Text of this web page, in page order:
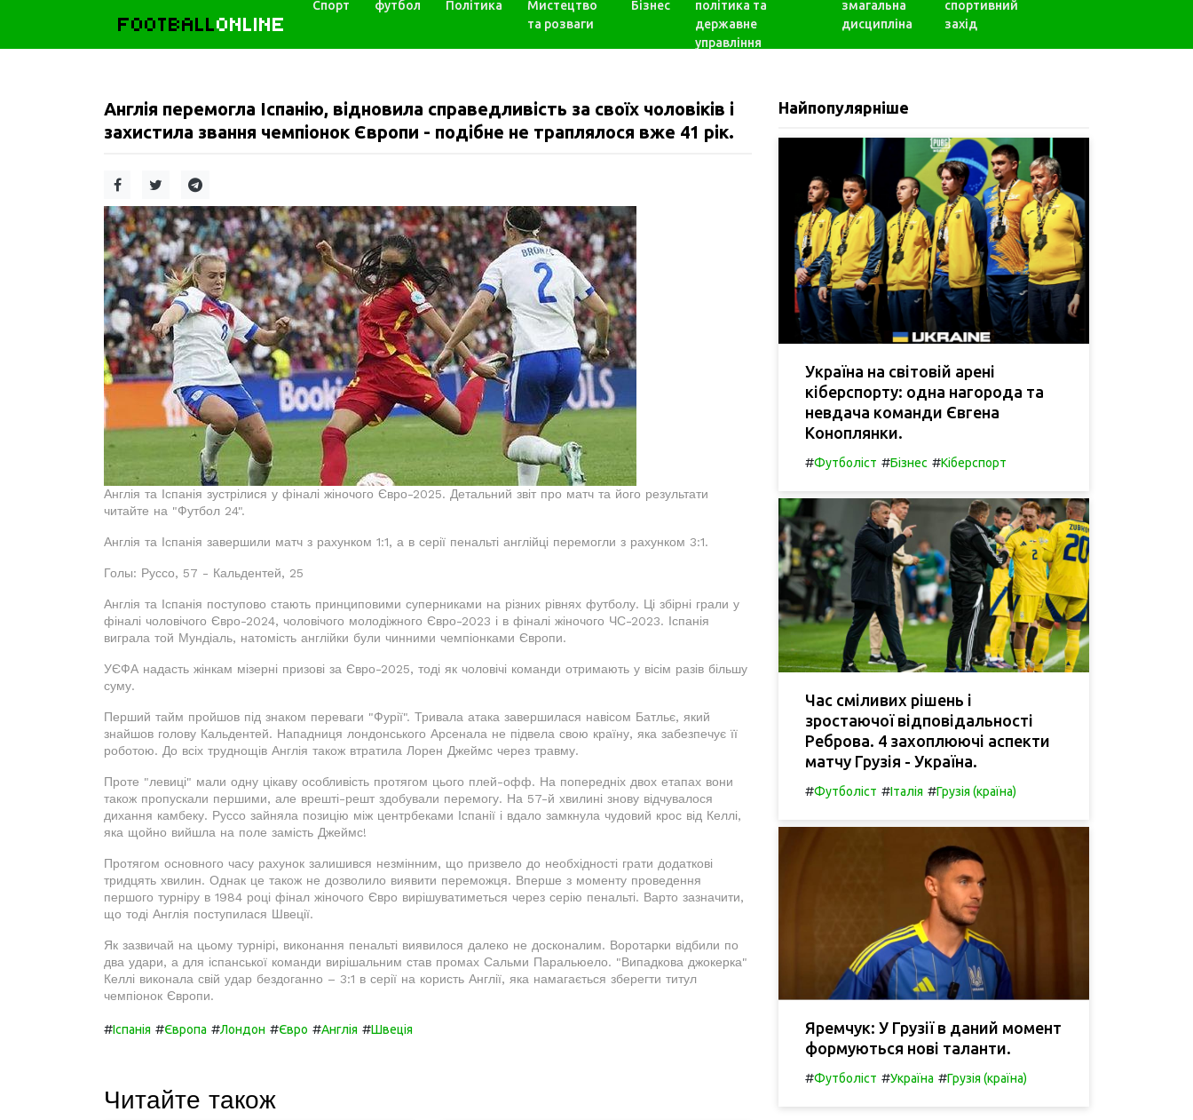
FOOTBALLONLINE
Спорт футбол Політика
Мистецтво
та розваги
Бізнес
політика та
державне
управління
змагальна
дисципліна
спортивний
захід
Англія перемогла Іспанію, відновила справедливість за своїх чоловіків і
захистила звання чемпіонок Європи - подібне не траплялося вже 41 рік.
Англія та Іспанія зустрілися у фіналі жіночого Євро-2025. Детальний звіт про матч та його результати
читайте на "Футбол 24".
Англія та Іспанія завершили матч з рахунком 1:1, а в серії пенальті англійці перемогли з рахунком 3:1.
Голы: Руссо, 57 - Кальдентей, 25
Англія та Іспанія поступово стають принциповими суперниками на різних рівнях футболу. Ці збірні грали у
фіналі чоловічого Євро-2024, чоловічого молодіжного Євро-2023 і в фіналі жіночого ЧС-2023. Іспанія
виграла той Мундіаль, натомість англійки були чинними чемпіонками Європи.
УЄФА надасть жінкам мізерні призові за Євро-2025, тоді як чоловічі команди отримають у вісім разів більшу
суму.
Перший тайм пройшов під знаком переваги "Фурії". Тривала атака завершилася навісом Батльє, який
знайшов голову Кальдентей. Нападниця лондонського Арсенала не підвела свою країну, яка забезпечує її
роботою. До всіх труднощів Англія також втратила Лорен Джеймс через травму.
Проте "левиці" мали одну цікаву особливість протягом цього плей-офф. На попередніх двох етапах вони
також пропускали першими, але врешті-решт здобували перемогу. На 57-й хвилині знову відчувалося
дихання камбеку. Руссо зайняла позицію між центрбеками Іспанії і вдало замкнула чудовий крос від Келлі,
яка щойно вийшла на поле замість Джеймс!
Протягом основного часу рахунок залишився незмінним, що призвело до необхідності грати додаткові
тридцять хвилин. Однак це також не дозволило виявити переможця. Вперше з моменту проведення
першого турніру в 1984 році фінал жіночого Євро вирішуватиметься через серію пенальті. Варто зазначити,
що тоді Англія поступилася Швеції.
Як зазвичай на цьому турнірі, виконання пенальті виявилося далеко не досконалим. Воротарки відбили по
два удари, а для іспанської команди вирішальним став промах Сальми Паральюело. "Випадкова джокерка"
Келлі виконала свій удар бездоганно – 3:1 в серії на користь Англії, яка намагається зберегти титул
чемпіонок Європи.
#Іспанія #Європа #Лондон #Євро #Англія #Швеція
Читайте також
Найпопулярніше
Україна на світовій арені
кіберспорту: одна нагорода та
невдача команди Євгена
Коноплянки.
#Футболіст #Бізнес #Кіберспорт
Час сміливих рішень і
зростаючої відповідальності
Реброва. 4 захоплюючі аспекти
матчу Грузія - Україна.
#Футболіст #Італія #Грузія (країна)
Яремчук: У Грузії в даний момент
формуються нові таланти.
#Футболіст #Україна #Грузія (країна)